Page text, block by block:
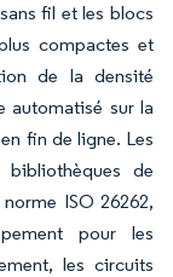
fil et les blocs
compactes et
de la densité
automatisé sur la
fin de ligne. Les
de
ISO 26262,
pour les
les circuits